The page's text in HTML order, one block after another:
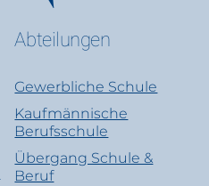
Abteilungen
Gewerbliche Schule
Kaufmännische
Berufsschule
Übergang Schule &
Beruf